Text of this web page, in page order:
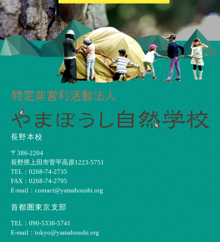
長野本校
〒386-2204
⻑野県上⽥市菅平⾼原1223-5751
TEL：0268-74-2735
FAX：0268-74-2795
E-mail：contact@yamaboushi.org
首都圏東京支部
TEL：090-5338-5741
E-mail：tokyo@yamaboushi.org